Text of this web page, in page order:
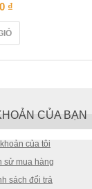
₫
CỦA BẠN
của tôi
sử mua hàng
sách đổi trả